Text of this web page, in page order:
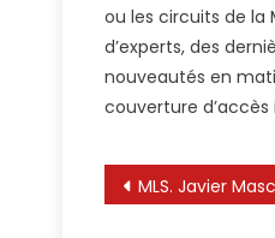
ou les circuits de la
d’experts, des
nouveautés en
couverture
MLS. Javier Mascherano nouvel entraîneur de Lionel